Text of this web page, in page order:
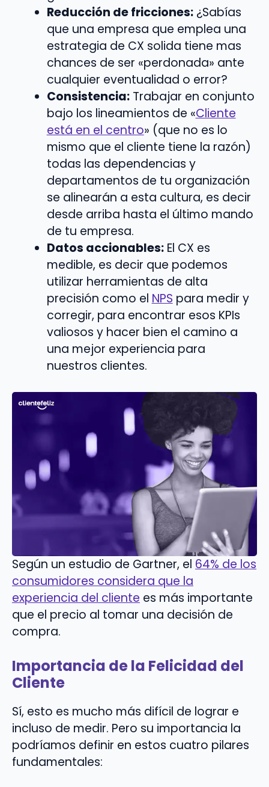
Reducción de fricciones:¿Sabías
que una empresa que emplea una
estrategia de CX solida tiene mas
chances de ser «perdonada» ante
cualquier eventualidad o error?
Consistencia:Trabajar en conjunto
bajo los lineamientos de «Cliente
está en el centro» (que no es lo
mismo que el cliente tiene la razón)
todas las dependencias y
departamentos de tu organización
se alinearán a esta cultura, es decir
desde arriba hasta el último mando
de tu empresa.
Datos accionables:El CX es
medible, es decir que podemos
utilizar herramientas de alta
precisión como el NPS para medir y
corregir, para encontrar esos KPIs
valiosos y hacer bien el camino a
una mejor experiencia para
nuestros clientes.
Según un estudio de Gartner, el 64% de los
consumidores considera que la
experiencia del cliente es más importante
que el precio al tomar una decisión de
compra.
Importancia de la Felicidad del
Cliente
Sí, esto es mucho más difícil de lograr e
incluso de medir. Pero su importancia la
podríamos definir en estos cuatro pilares
fundamentales: